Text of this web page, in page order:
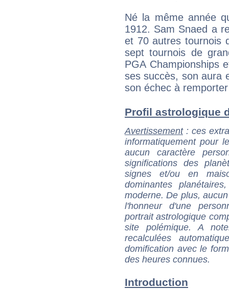
Né la même année
1912. Sam Snaed a
et 70 autres tournois
sept tournois de
PGA Championships
ses succès, son aura
son échec à
Profil astrologique
Avertissement: ces
informatiquement pour
aucun caractère
significations des
signes et/ou en
dominantes
moderne. De plus,
l'honneur d'une
portrait astrologique
site polémique. A
recalculées
domification avec le
des heures connues.
Introduction